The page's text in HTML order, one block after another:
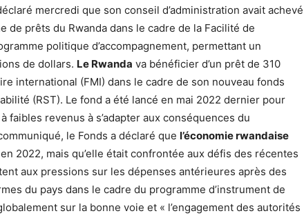
mercredi que son conseil d’administration avait achevé
de prêts du Rwanda dans le cadre de la Facilité de
politique d’accompagnement, permettant un
de dollars. Le Rwanda va bénéficier d’un prêt de 310
international (FMI) dans le cadre de son nouveau fonds
(RST). Le fond a été lancé en mai 2022 dernier pour
faibles revenus à s’adapter aux conséquences du
le Fonds a déclaré que l’économie rwandaise
2022, mais qu’elle était confrontée aux défis des récentes
aux pressions sur les dépenses antérieures après des
du pays dans le cadre du programme d’instrument de
sur la bonne voie et « l’engagement des autorités